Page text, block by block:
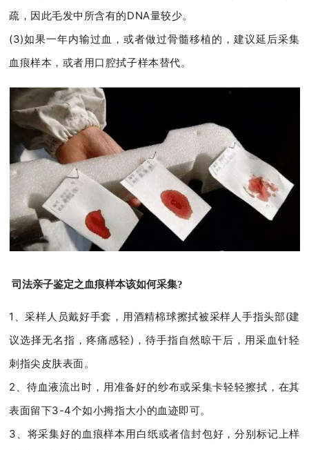
疏，因此毛发中所含有的DNA量较少。
(3)如果一年内输过血，或者做过骨髓移植的，建议延后采集
血痕样本，或者用口腔拭子样本替代。
司法亲子鉴定之血痕样本该如何采集?
1、采样人员戴好手套，用酒精棉球擦拭被采样人手指头部(建
议选择无名指，疼痛感轻)，待手指自然晾干后，用采血针轻
刺指尖皮肤表面。
2、待血液流出时，用准备好的纱布或采集卡轻轻擦拭，在其
表面留下3-4个如小拇指大小的血迹即可。
3、将采集好的血痕样本用白纸或者信封包好，分别标记上样